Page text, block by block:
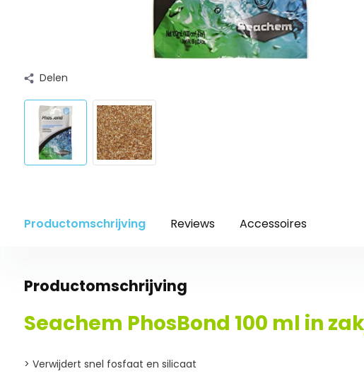
Delen
Productomschrijving Reviews Accessoires
Productomschrijving
Seachem PhosBond 100 ml in
> Verwijdert snel fosfaat en silicaat